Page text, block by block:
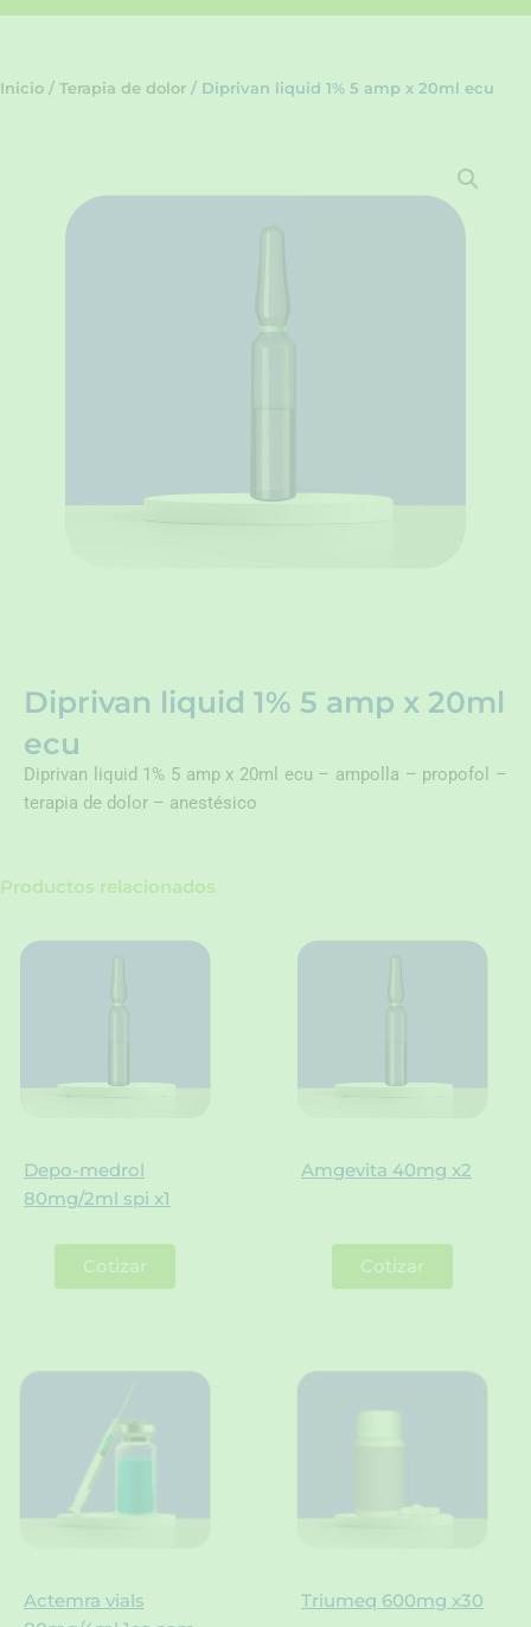
Inicio / Terapia de dolor / Diprivan liquid 1% 5 amp x 20ml ecu
Diprivan liquid 1% 5 amp x 20ml
ecu
Diprivan liquid 1% 5 amp x 20ml ecu – ampolla – propofol –
terapia de dolor – anestésico
Productos relacionados
Depo-medrol
80mg/2ml spi x1
Cotizar
Amgevita 40mg x2
Cotizar
Actemra vials
Triumeq 600mg x30